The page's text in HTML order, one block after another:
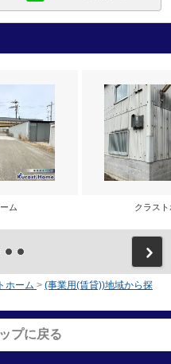
ーム クラス
ホーム > (事業用(賃貸))地域から探
プに戻る